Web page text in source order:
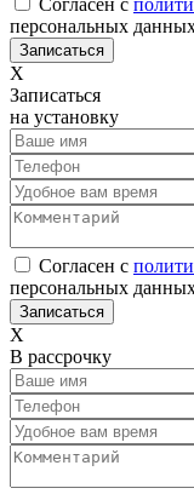
персональных
Х
Записаться
на установку
Согласен с
персональных
Х
В рассрочку